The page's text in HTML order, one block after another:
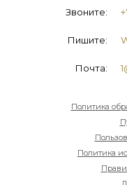
Звоните:
Пишите:
Почта:
Политика
Политика